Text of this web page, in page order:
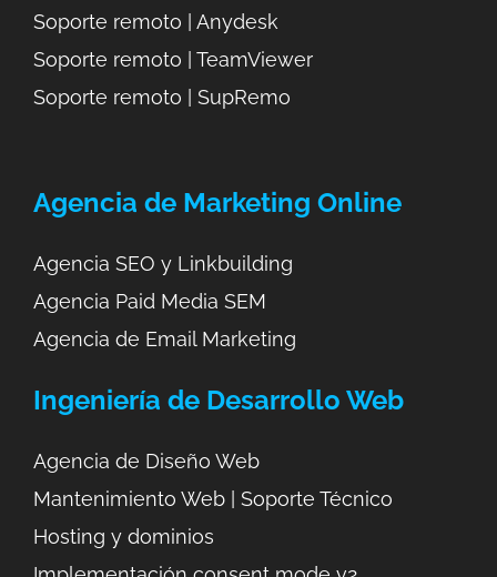
Soporte remoto | Anydesk
Soporte remoto | TeamViewer
Soporte remoto | SupRemo
Agencia de Marketing Online
Agencia SEO y Linkbuilding
Agencia Paid Media SEM
Agencia de Email Marketing
Ingeniería de Desarrollo Web
Agencia de Diseño Web
Mantenimiento Web | Soporte Técnico
Hosting y dominios